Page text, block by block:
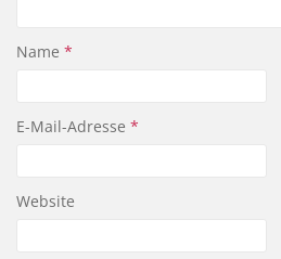
Name *
E-Mail-Adresse *
Website